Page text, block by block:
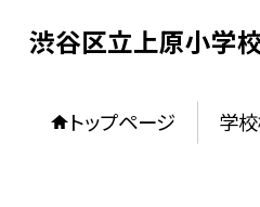
渋谷区立上原小学
トップページ 学